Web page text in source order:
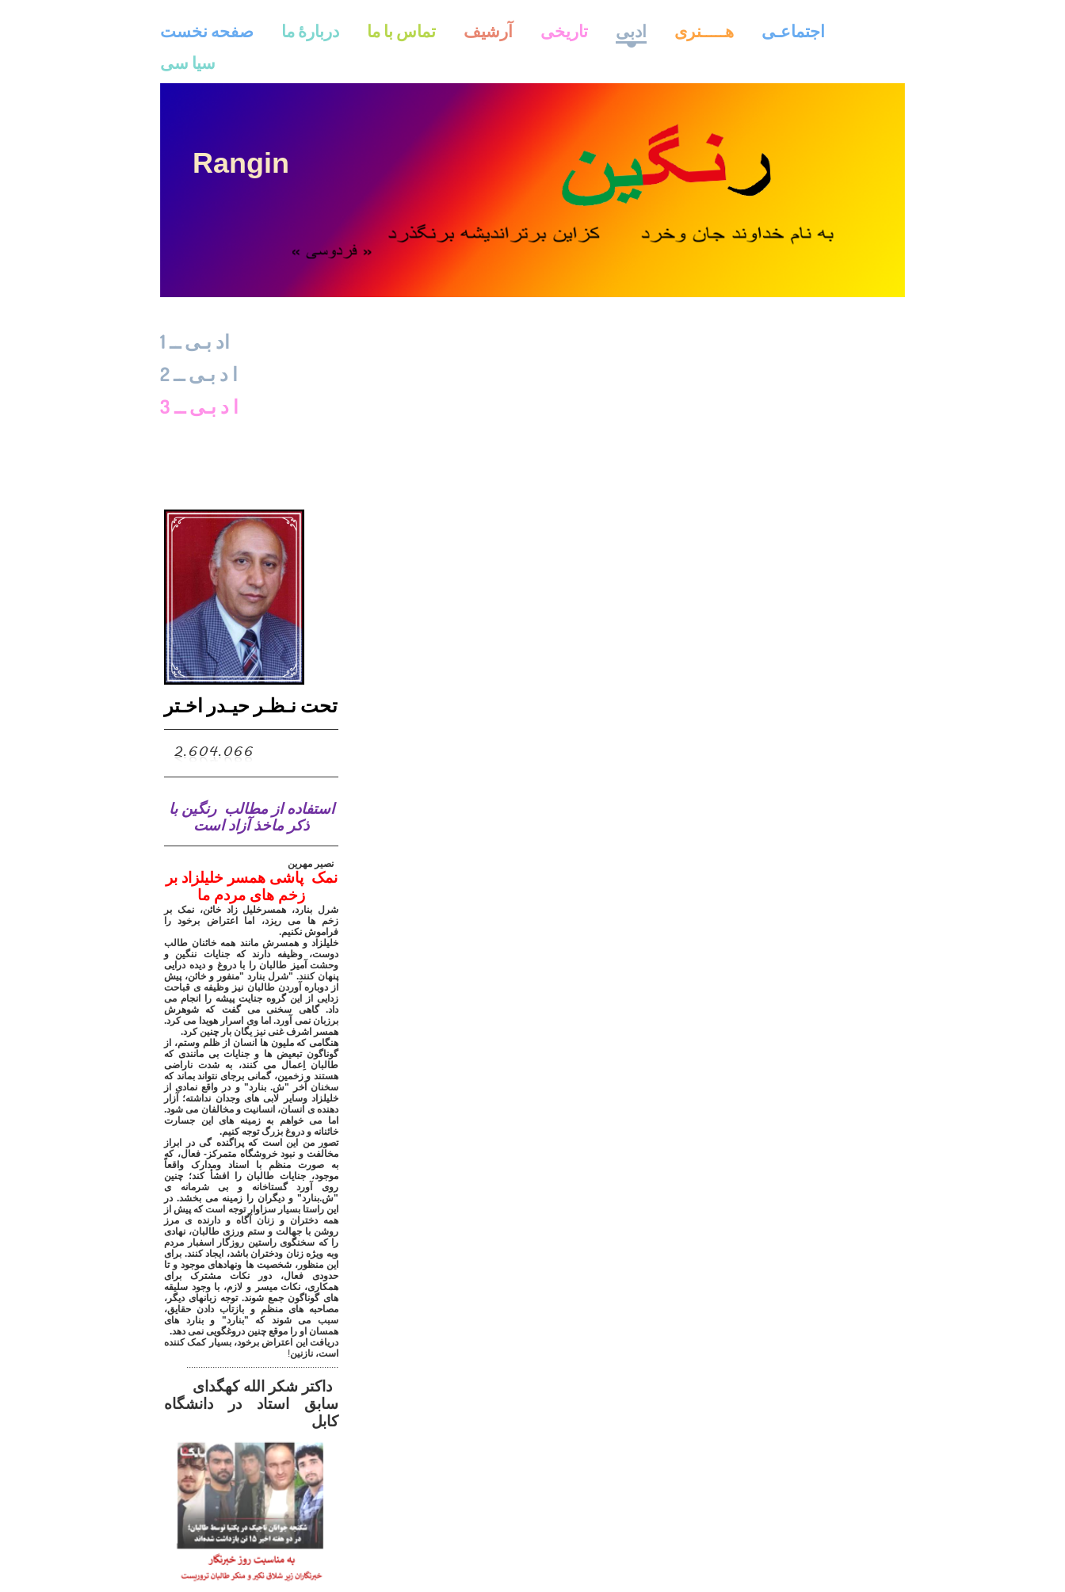
صفحه نخست دربارۀ ما تماس با ما آرشیف تاریخی ادبی هـــــنری
اجتماعـی
سیا سی
Rangin
اد بـی ــ 1
ا د بـی ــ 2
ا د بـی ــ 3
تحت نـظـر حیـدر اخـتر
استفاده از مطالب رنگین با
ذکر ماخذ آزاد است
نصیر مهرین
نمک پاشی همسر خلیلزاد بر
زخم های مردم ما
شرل بنارد، همسرخلیل زاد خائن، نمک بر
زخم ها می ریزد، اما اعتراض برخود را
فراموش نکنیم.
خلیلزاد و همسرش مانند همه خائنان طالب
دوست، وظیفه دارند که جنایات ننگین و
وحشت آمیز طالبان را با دروغ و دیده درایی
پنهان کنند. "شرل بنارد "منفور و خائن، پیش
از دوباره آوردن طالبان نیز وظیفه ی قباحت
زدایی از این گروه جنایت پیشه را انجام می
داد. گاهی سخنی می گفت که شوهرش
برزبان نمی آورد. اما وی اسرار هویدا می کرد.
همسر اشرف غنی نیز یگان بار چنین کرد.
هنگامی که ملیون ها انسان از ظلم وستم، از
گوناگون تبعیض ها و جنایات بی مانندی که
طالبان اِعمال می کنند، به شدت ناراضی
هستند و زخمین، گمانی برجای نتواند بماند که
سخنان آخر "ش. بنارد" و در واقع نمادی از
خلیلزاد وسایر لابی های وجدان نداشته؛ آزار
دهنده ی انسان، انسانیت و مخالفان می شود.
اما می خواهم به زمینه های این جسارت
خائنانه و دروغ بزرگ توجه کنیم.
تصور من این است که پراگنده گی در ابراز
مخالفت و نبود خروشگاه متمرکز- فعال، که
به صورت منظم با اسناد ومدارک واقعاً
موجود، جنایات طالبان را افشأ کند؛ چنین
روی آورد گستاخانه و بی شرمانه ی
"ش.بنارد" و دیگران را زمینه می بخشد. در
این راستا بسیار سزاوار توجه است که پیش از
همه دختران و زنان آگاه و دارنده ی مرز
روشن با جهالت و ستم ورزی طالبان، نهادی
را که سخنگوی راستین روزگار اسفبار مردم
وبه ویژه زنان ودختران باشد، ایجاد کنند. برای
این منظور، شخصیت ها ونهادهای موجود و تا
حدودی فعال، دور نکات مشترک برای
همکاری، نکات میسر و لازم، با وجود سلیقه
های گوناگون جمع شوند. توجه زبانهای دیگر،
مصاحبه های منظم و بازتاب دادن حقایق،
سبب می شوند که "بنارد" و بنارد های
همسان او را موقع چنین دروغگویی نمی دهد.
دریافت این اعتراض برخود، بسیار کمک کننده
است، نازنین!
................................................................
داکتر شکر الله کهگدای
سابق استاد در دانشگاه
کابل